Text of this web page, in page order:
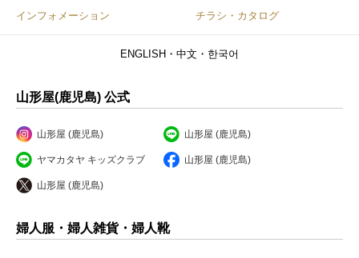
インフォメーション チラシ・カタログ
ENGLISH・中文・한국어
山形屋(鹿児島) 公式
山形屋 (鹿児島) 山形屋 (鹿児島)
ヤマカタヤ キッズクラブ 山形屋 (鹿児島)
山形屋 (鹿児島)
婦人服・婦人雑貨・婦人靴